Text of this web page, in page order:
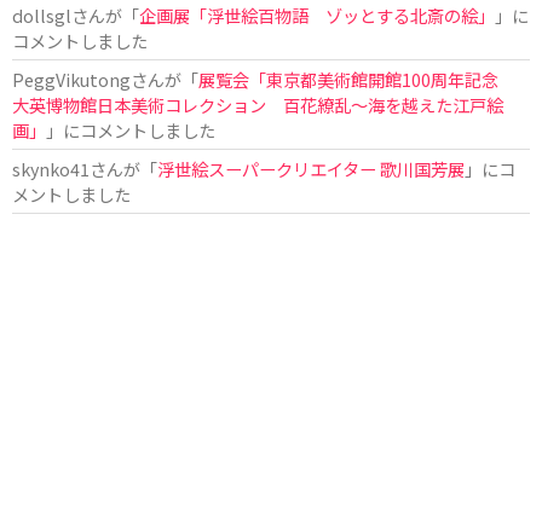
dollsglさんが「企画展「浮世絵百物語 ゾッとする北斎の絵」
」に
コメントしました
PeggVikutongさんが「展覧会「東京都美術館開館100周年記念
大英博物館日本美術コレクション 百花繚乱〜海を越えた江戸絵
画」
」にコメントしました
skynko41 さんが「浮世絵スーパークリエイター 歌川国芳展 」にコ
メントしました